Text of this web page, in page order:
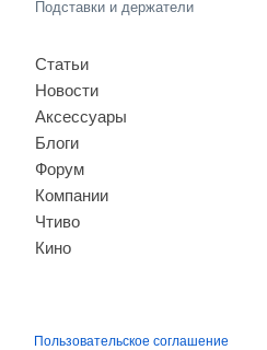
Подставки и держатели
Статьи
Новости
Аксессуары
Блоги
Форум
Компании
Чтиво
Кино
Пользовательское соглашение